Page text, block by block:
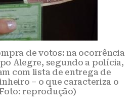
de votos: na ocorrência
Alegre, segundo a polícia,
com lista de entrega de
– o que caracteriza o
reprodução)